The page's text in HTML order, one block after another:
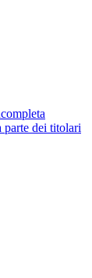
parte dei titolari